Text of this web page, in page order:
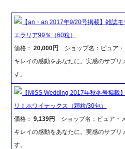
【an・an 2017年9/20号掲載】雑誌
エラリア99％（60粒）
価格：20,000円
ショップ名：ピュア
キレイの感動をあなたに。実感のサプリ
す。
【MISS Wedding 2017年秋冬号掲載
リ！ホワイテックス（顆粒/30包）
価格：9,139円
ショップ名：ピュア・
キレイの感動をあなたに。実感のサプリ
す。